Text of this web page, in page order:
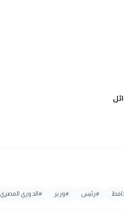
#رئيس #وزير #الدوري المصري